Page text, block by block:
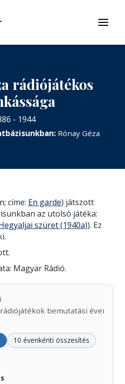
Menü
rádiójátékos
- 1944
Rónay Géza
címe: En garde) játszott
az utolsó játéka:
szüret (1940a)). Ez
Magyar Rádió.
bemutatási évei
10 évenkénti összesítés